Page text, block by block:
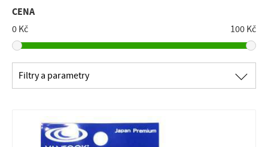
CENA
0 Kč
100 Kč
Filtry a parametry ∟